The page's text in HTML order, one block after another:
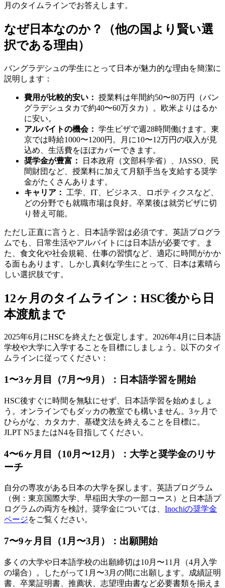
月のタイムラインでお答えします。
なぜ日本なのか？（他の国より賢い選
択である理由）
バングラデシュの学生にとって日本が魅力的な理由を簡潔に
説明します：
費用が比較的安い： 授業料は年間約50〜80万円（バン
グラデシュタカで約40〜60万タカ）。欧米よりはるか
に安い。
アルバイトの機会： 学生ビザで週28時間働けます。東
京では時給1000〜1200円。月に10〜12万円の収入が見
込め、生活費をほぼカバーできます。
奨学金が豊富：
日本政府（文部科学省）、JASSO、民
間財団など、授業料に加えて月額手当を支給する奨学
金がたくさんあります。
キャリア：
工学、IT、ビジネス、ロボティクスなど、
どの分野でも就職市場は良好。卒業後は就労ビザに切
り替え可能。
ただし正直に言うと、日本語学習は必須です。英語プログラ
ムでも、日常生活やアルバイトには日本語が必要です。ま
た、食文化や社会規範、仕事の習慣など、適応に時間がかか
る面もあります。しかし真剣な学生にとって、日本は素晴ら
しい選択肢です。
12ヶ月のタイムライン：HSC後から日
本渡航まで
2025年6月にHSCを終えたと仮定します。2026年4月に日本語
学校や大学に入学することを目標にしましょう。以下のタイ
ムラインに従ってください：
1〜3ヶ月目（7月〜9月）：日本語学習を開始
HSC後すぐに時間を無駄にせず、日本語学習を始めましょ
う。オンラインでもダッカの教室でも構いません。3ヶ月で
ひらがな、カタカナ、基礎文法を終えることを目標に。
JLPT N5またはN4を目指してください。
4〜6ヶ月目（10月〜12月）：大学と奨学金のリサ
ーチ
自分の専攻がある日本の大学を探します。英語プログラム
（例：東京国際大学、早稲田大学の一部コース）と日本語プ
ログラムの両方を検討。奨学金については、 Inochiの奨学金
ページをご覧ください。
7〜9ヶ月目（1月〜3月）：出願開始
多くの大学や日本語学校の出願締切は10月〜11月（4月入学
の場合）。したがって1月〜3月の間に出願します。成績証明
書、卒業証明書、推薦状、志望理由書など必要書類を揃えま